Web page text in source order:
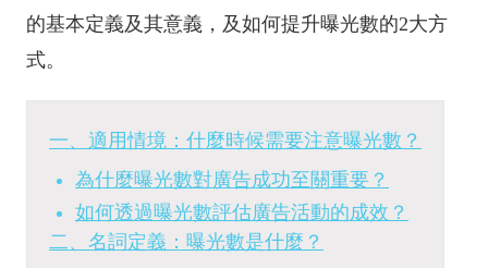
的基本定義及其意義，及如何提升曝光數的2大方
式。
一、適用情境：什麼時候需要注意曝光數？
為什麼曝光數對廣告成功至關重要？
如何透過曝光數評估廣告活動的成效？
二、名詞定義：曝光數是什麼？